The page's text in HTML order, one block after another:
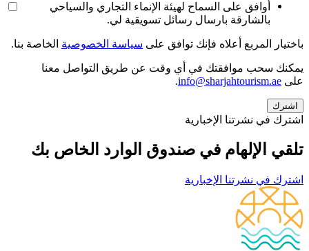
أوافق على السماح لهيئة الإنماء التجاري والسياحي
بالشارقة بارسال رسائل تسويقية لي.
باختيار المربع أعلاه فإنك توافق على سياسة الخصوصية الخاصة بنا.
يمكنك سحب موافقتك في أي وقت عن طريق التواصل معنا
على info@sharjahtourism.ae
.
اشترك في نشرتنا الإخبارية
تلقي الإلهام في صندوق الوارد الخاص بك
اشترك في نشرتنا الإخبارية